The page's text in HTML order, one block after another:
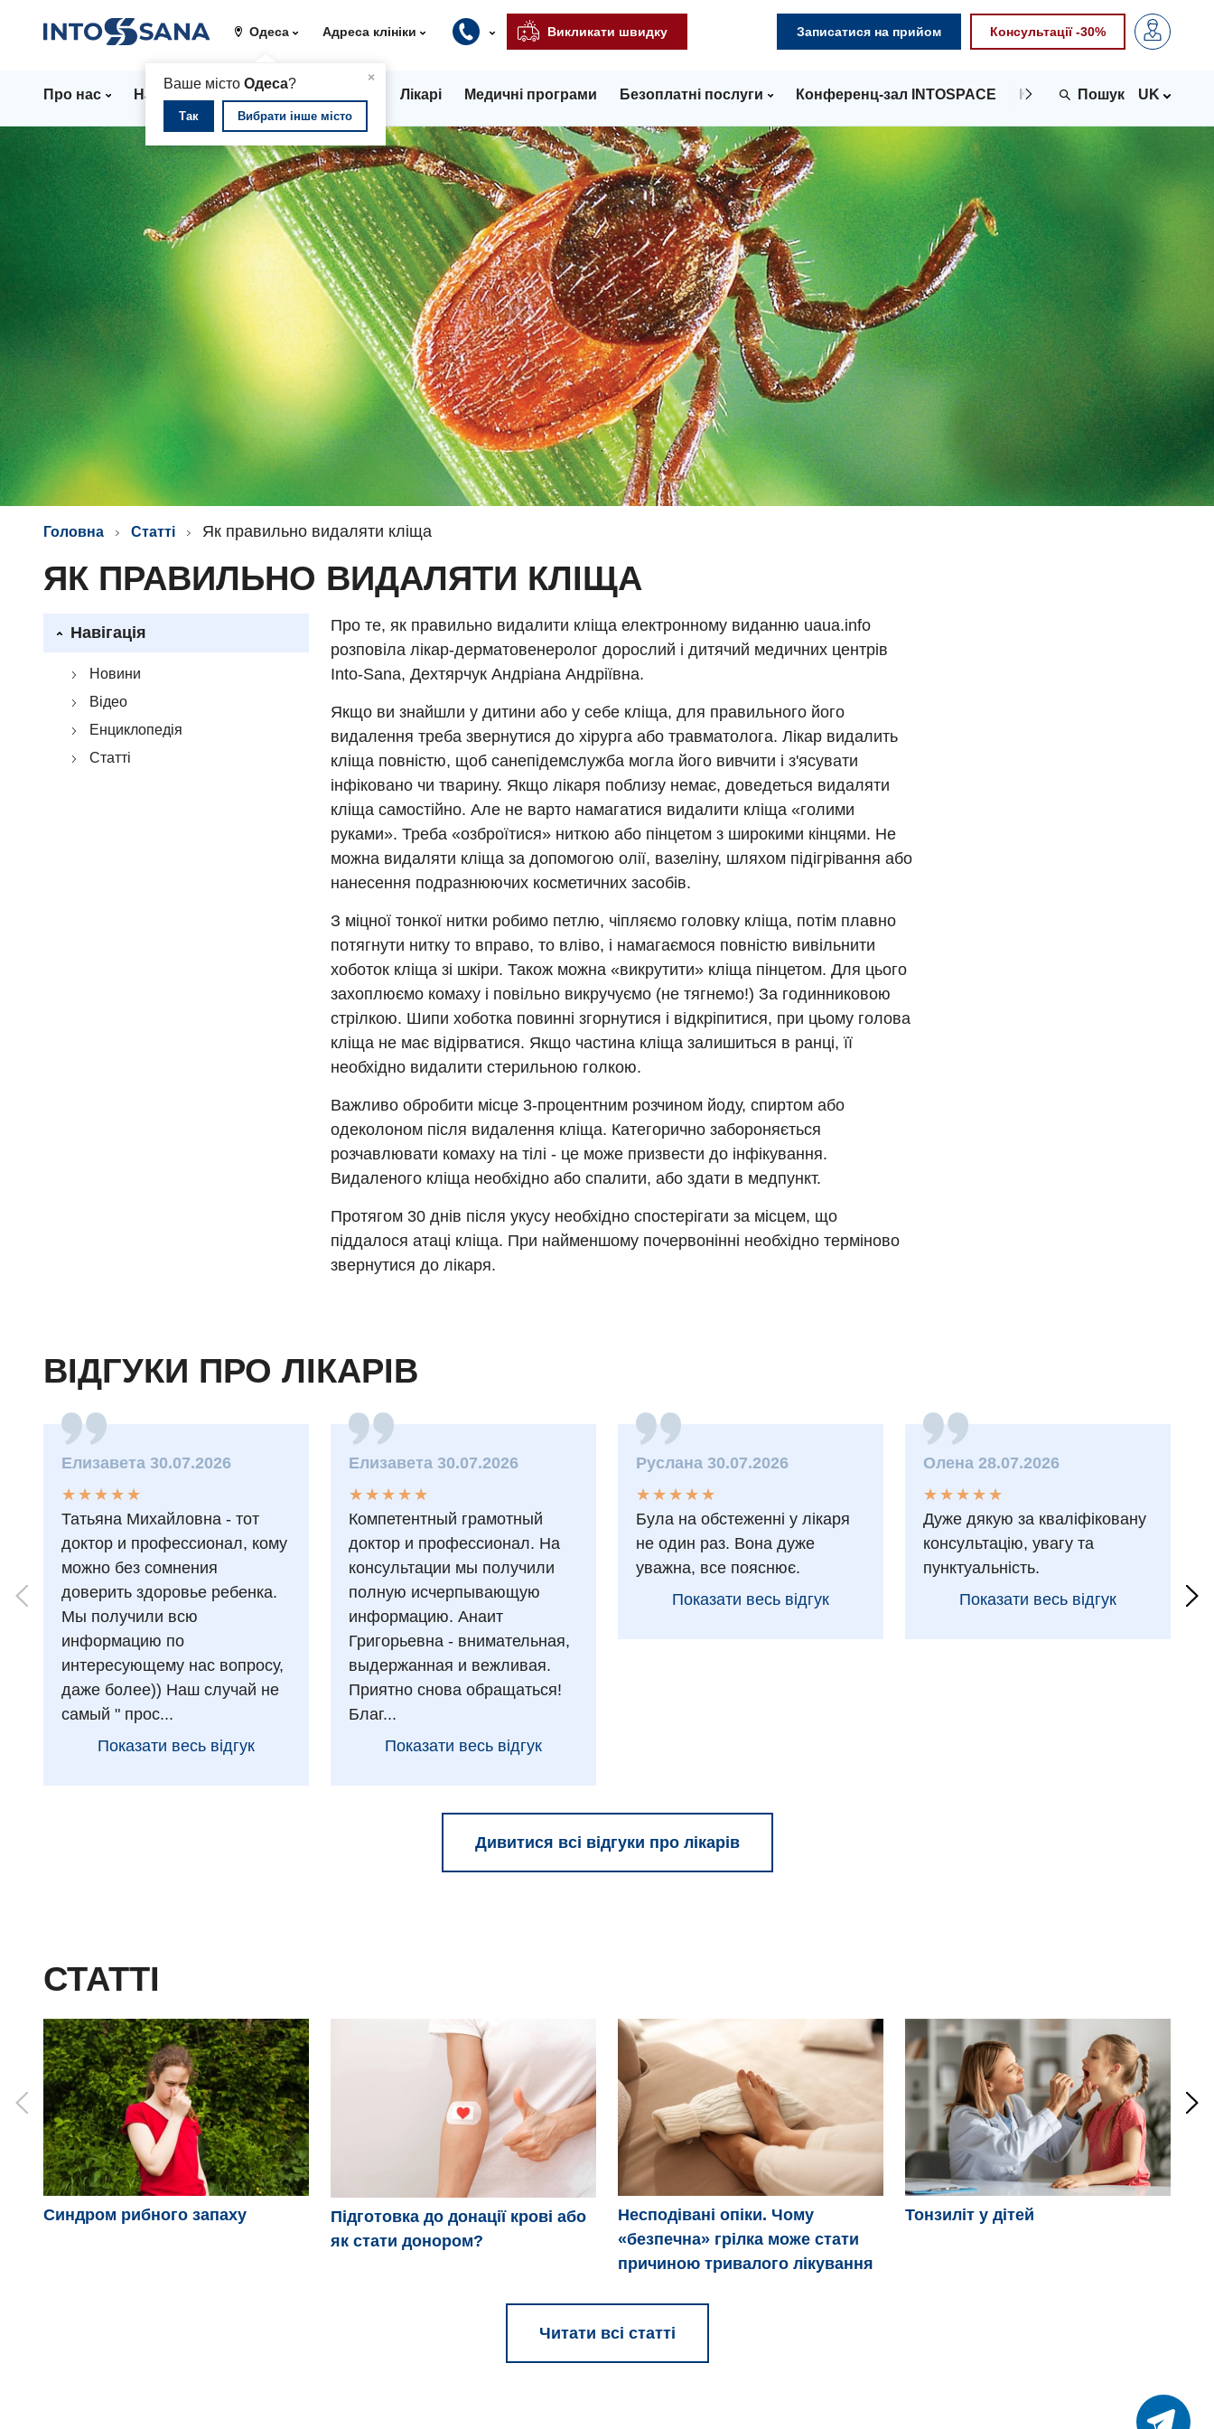
Одеса
×
Ваше містоОдеса?
Так Вибрати інше місто
Адреса клініки Викликати швидку Записатися на прийом Консультації -30%
Про нас Напрямки Стаціонар Лікарі Медичні програми Безоплатні послуги Конференц-зал INTOSPACE Контакти UK
Головна Статті Як правильно видаляти кліща
ЯК ПРАВИЛЬНО ВИДАЛЯТИ КЛІЩА
Навігація
Новини
Відео
Енциклопедія
Статті
Про те, як правильно видалити кліща електронному виданню uaua.info
розповіла лікар-дерматовенеролог дорослий і дитячий медичних центрів
Into-Sana, Дехтярчук Андріана Андріївна.
Якщо ви знайшли у дитини або у себе кліща, для правильного його
видалення треба звернутися до хірурга або травматолога. Лікар видалить
кліща повністю, щоб санепідемслужба могла його вивчити і з'ясувати
інфіковано чи тварину. Якщо лікаря поблизу немає, доведеться видаляти
кліща самостійно. Але не варто намагатися видалити кліща «голими
руками». Треба «озброїтися» ниткою або пінцетом з широкими кінцями. Не
можна видаляти кліща за допомогою олії, вазеліну, шляхом підігрівання або
нанесення подразнюючих косметичних засобів.
З міцної тонкої нитки робимо петлю, чіпляємо головку кліща, потім плавно
потягнути нитку то вправо, то вліво, і намагаємося повністю вивільнити
хоботок кліща зі шкіри. Також можна «викрутити» кліща пінцетом. Для цього
захоплюємо комаху і повільно викручуємо (не тягнемо!) За годинниковою
стрілкою. Шипи хоботка повинні згорнутися і відкріпитися, при цьому голова
кліща не має відірватися. Якщо частина кліща залишиться в ранці, її
необхідно видалити стерильною голкою.
Важливо обробити місце 3-процентним розчином йоду, спиртом або
одеколоном після видалення кліща. Категорично забороняється
розчавлювати комаху на тілі - це може призвести до інфікування.
Видаленого кліща необхідно або спалити, або здати в медпункт.
Протягом 30 днів після укусу необхідно спостерігати за місцем, що
піддалося атаці кліща. При найменшому почервонінні необхідно терміново
звернутися до лікаря.
ВІДГУКИ ПРО ЛІКАРІВ
Елизавета 30.07.2026
★
★
★
★
★
★ ★ ★ ★ ★
Татьяна Михайловна - тот
доктор и профессионал, кому
можно без сомнения
доверить здоровье ребенка.
Мы получили всю
информацию по
интересующему нас вопросу,
даже более)) Наш случай не
самый " прос...
Показати весь відгук
Елизавета 30.07.2026
★
★
★
★
★
★ ★ ★ ★ ★
Компетентный грамотный
доктор и профессионал. На
консультации мы получили
полную исчерпывающую
информацию. Анаит
Григорьевна - внимательная,
выдержанная и вежливая.
Приятно снова обращаться!
Благ...
Показати весь відгук
Руслана 30.07.2026
★
★
★
★
★
★ ★ ★ ★ ★
Була на обстеженні у лікаря
не один раз. Вона дуже
уважна, все пояснює.
Показати весь відгук
Олена 28.07.2026
★
★
★
★
★
★ ★ ★ ★ ★
Дуже дякую за кваліфіковану
консультацію, увагу та
пунктуальність.
Показати весь відгук
Дивитися всі відгуки про лікарів
СТАТТІ
Синдром рибного запаху
Підготовка до донації крові або
як стати донором?
Несподівані опіки. Чому
«безпечна» грілка може стати
причиною тривалого лікування
Тонзиліт у дітей
Читати всі статті